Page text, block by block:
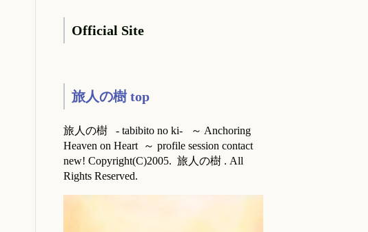
Official Site
旅人の樹 top
旅人の樹 - tabibito no ki- ～ Anchoring
Heaven on Heart ～ profile session contact
new! Copyright(C)2005. 旅人の樹 . All
Rights Reserved.